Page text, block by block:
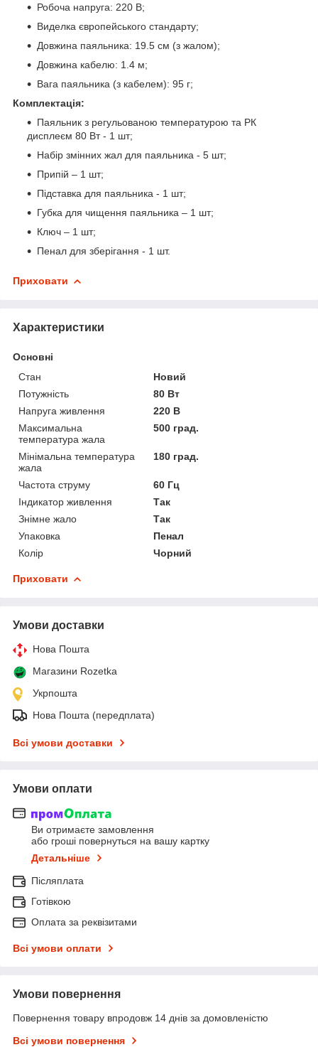
Робоча напруга: 220 В;
Виделка європейського стандарту;
Довжина паяльника: 19.5 см (з жалом);
Довжина кабелю: 1.4 м;
Вага паяльника (з кабелем): 95 г;
Комплектація:
Паяльник з регульованою температурою та РК
дисплеєм 80 Вт - 1 шт;
Набір змінних жал для паяльника - 5 шт;
Припій – 1 шт;
Підставка для паяльника - 1 шт;
Губка для чищення паяльника – 1 шт;
Ключ – 1 шт;
Пенал для зберігання - 1 шт.
Приховати
Характеристики
Основні
Стан
Новий
Потужність
80 Вт
Напруга живлення
220 В
Максимальна
температура жала
500 град.
Мінімальна температура
жала
180 град.
Частота струму
60 Гц
Індикатор живлення
Так
Знімне жало
Так
Упаковка
Пенал
Колір
Чорний
Приховати
Умови доставки
Нова Пошта
Магазини Rozetka
Укрпошта
Нова Пошта (передплата)
Всі умови доставки
Умови оплати
Ви отримаєте замовлення
або гроші повернуться на вашу картку
Детальніше
Післяплата
Готівкою
Оплата за реквізитами
Всі умови оплати
Умови повернення
Повернення товару впродовж 14 днів за домовленістю
Всі умови повернення